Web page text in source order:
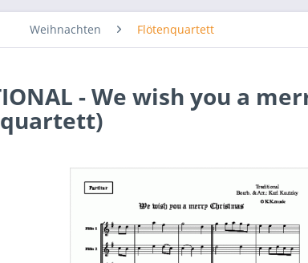
Weihnachten Flötenquartett
- We wish you a